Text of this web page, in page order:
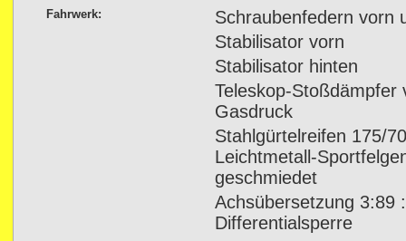
Fahrwerk:
Schraubenfedern vorn
Stabilisator vorn
Stabilisator hinten
Teleskop-Stoßdämpfer
Gasdruck
Stahlgürtelreifen 175/
Leichtmetall-
geschmiedet
Achsübersetzung 3:89
Differentialsperre